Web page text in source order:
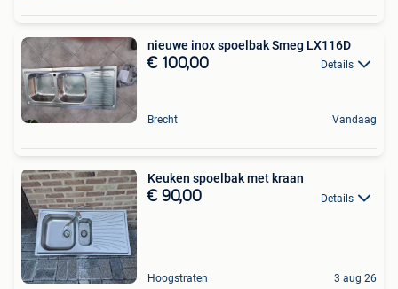
nieuwe inox spoelbak Smeg LX116D
€ 100,00 Details
Brecht Vandaag
Keuken spoelbak met kraan
€ 90,00 Details
Hoogstraten 3 aug 26